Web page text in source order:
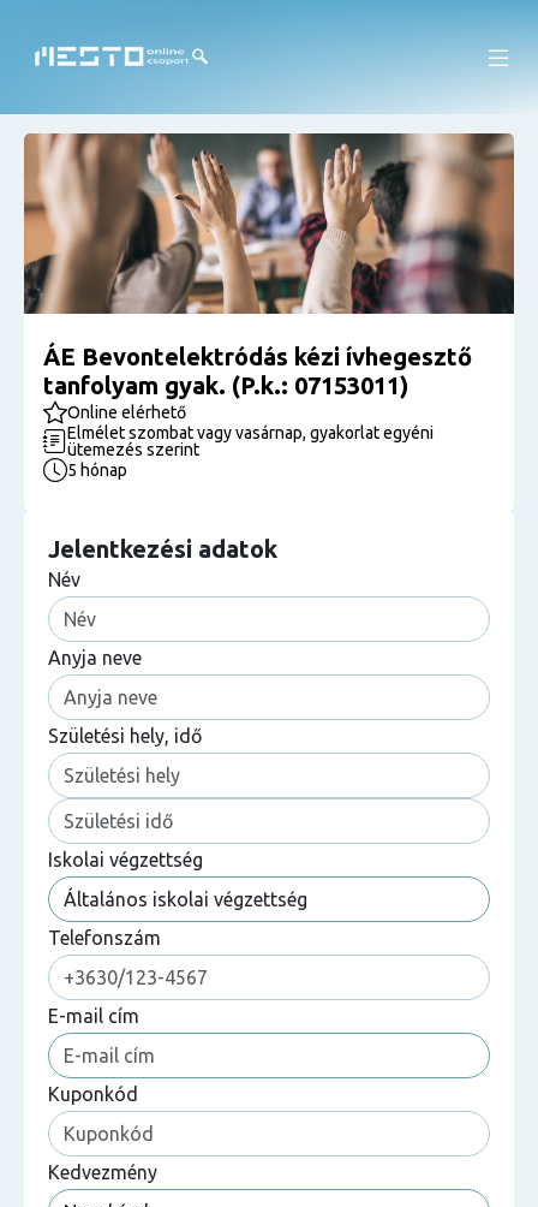
ÁE Bevontelektródás kézi ívhegesztő
tanfolyam gyak. (P.k.: 07153011)
Online elérhető
Elmélet szombat vagy vasárnap, gyakorlat egyéni
ütemezés szerint
5 hónap
Jelentkezési adatok
Név
Anyja neve
Születési hely, idő
Iskolai végzettség
Telefonszám
E-mail cím
Kuponkód
Kedvezmény